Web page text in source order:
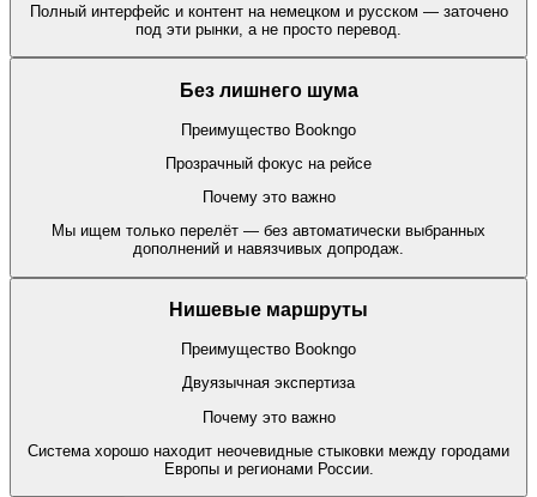
Полный интерфейс и контент на немецком и русском — заточено
под эти рынки, а не просто перевод.
Без лишнего шума
Преимущество Bookngo
Прозрачный фокус на рейсе
Почему это важно
Мы ищем только перелёт — без автоматически выбранных
дополнений и навязчивых допродаж.
Нишевые маршруты
Преимущество Bookngo
Двуязычная экспертиза
Почему это важно
Система хорошо находит неочевидные стыковки между городами
Европы и регионами России.